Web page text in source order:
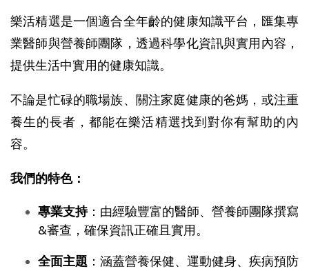
樂活精選是一個適合全年齡的健康知識平台，匯集專
業醫師與營養師團隊，透過科學化資訊與實用內容，
提供生活中實用的健康知識。
不論是忙碌的職場族、關注家庭健康的爸媽，或注重
養生的長者，都能在樂活精選找到對你有幫助的內
容。
我們的特色：
專業支持：由經驗豐富的醫師、營養師團隊撰寫
&審查，確保資訊正確且實用。
全面主題 ：涵蓋營養保健、運動健身、疾病預防